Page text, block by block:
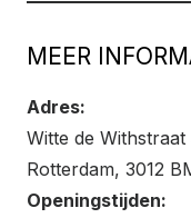
MEER
Adres:
Witte de Withstraat
Rotterdam, 3012
Openingstijden: